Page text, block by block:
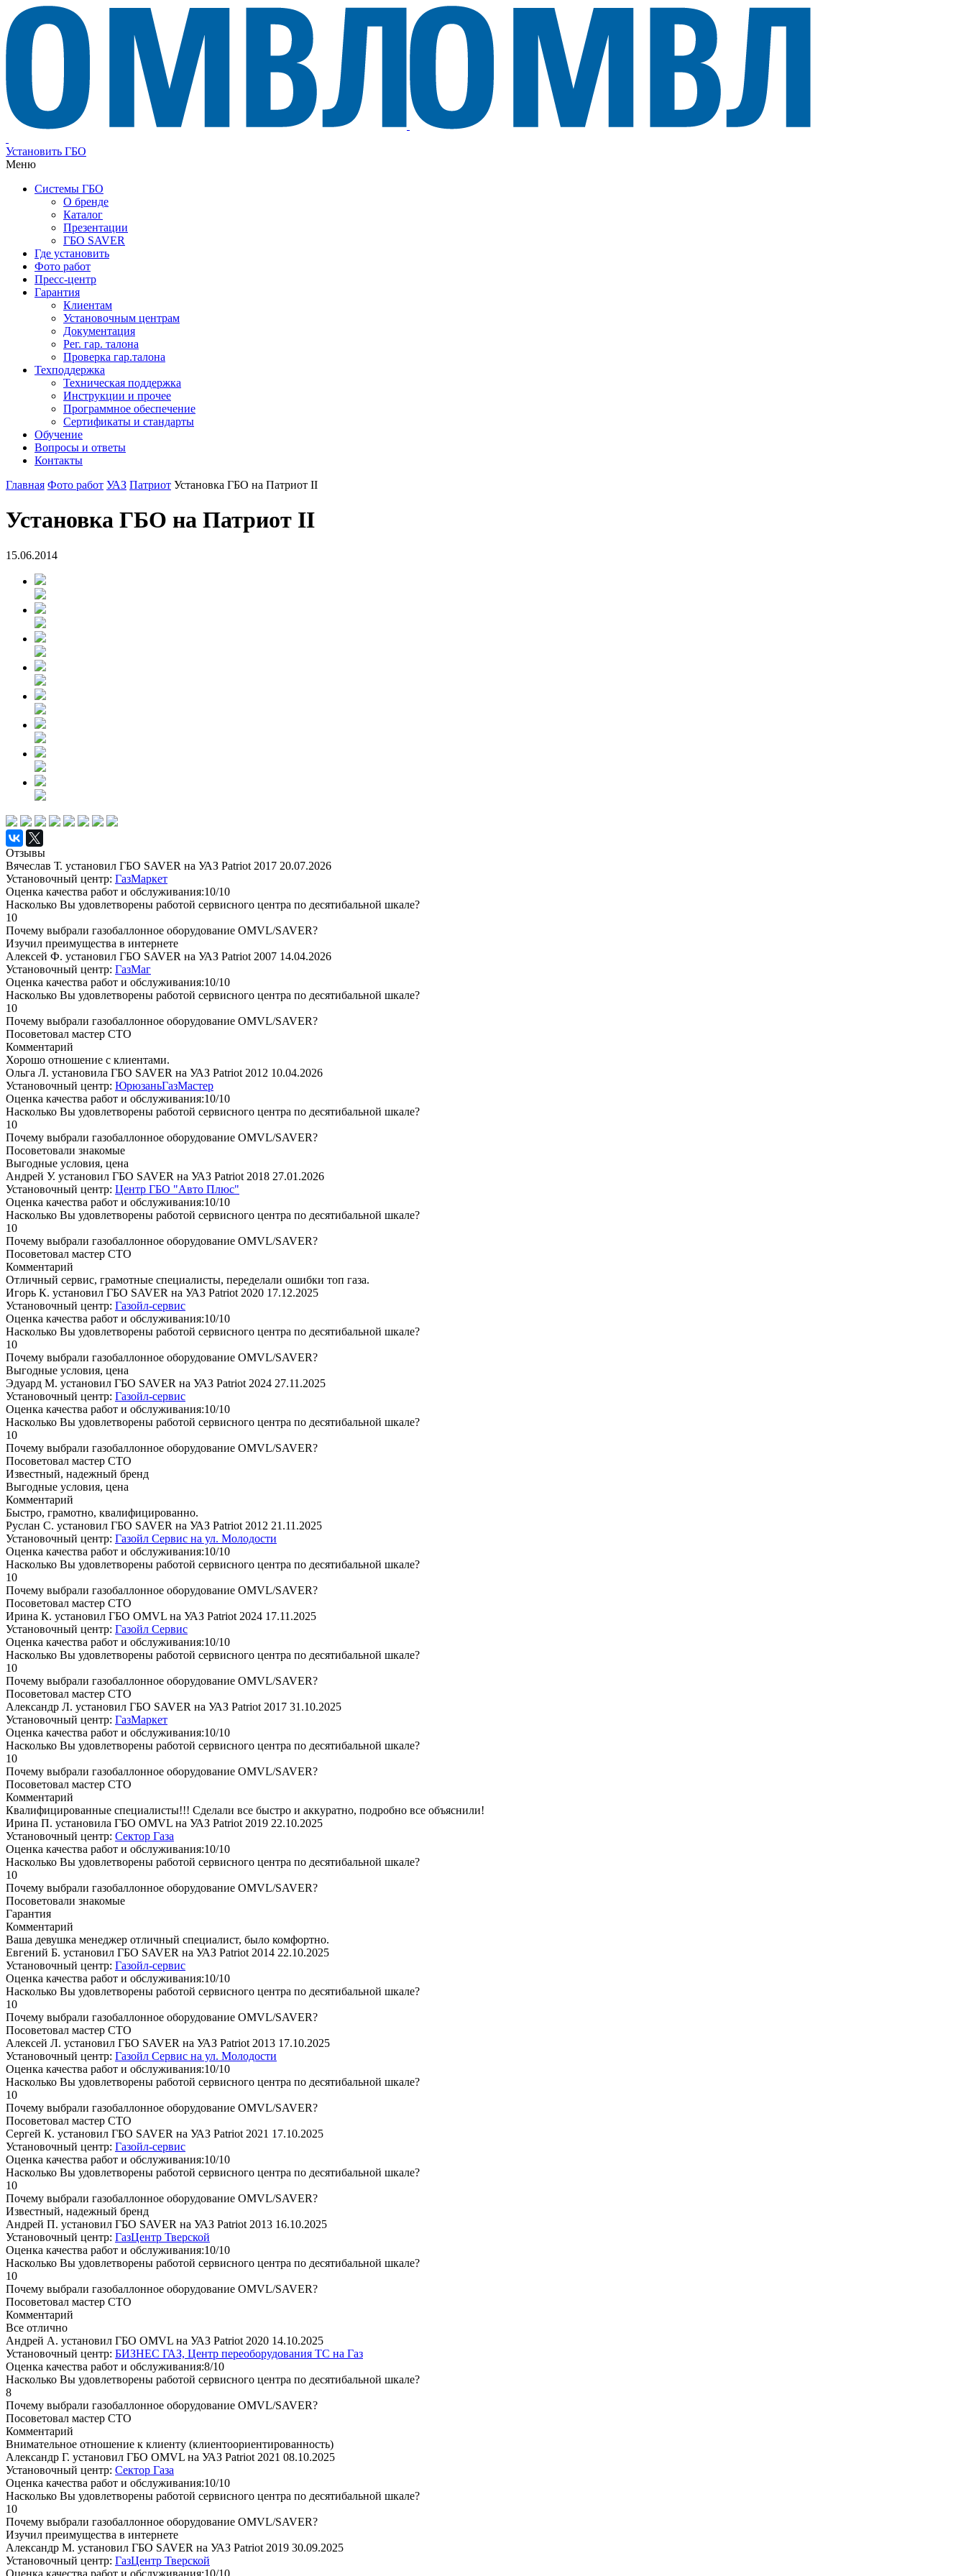
Установить ГБО
Меню
Системы ГБО
О бренде
Каталог
Презентации
ГБО SAVER
Где установить
Фото работ
Пресс-центр
Гарантия
Клиентам
Установочным центрам
Документация
Рег. гар. талона
Проверка гар.талона
Техподдержка
Техническая поддержка
Инструкции и прочее
Программное обеспечение
Сертификаты и стандарты
Обучение
Вопросы и ответы
Контакты
Главная Фото работ УАЗ Патриот Установка ГБО на Патриот II
Установка ГБО на Патриот II
15.06.2014
Отзывы
Вячеслав Т. установил ГБО SAVER на УАЗ Patriot 2017 20.07.2026
Установочный центр: ГазМаркет
Оценка качества работ и обслуживания:10/10
Насколько Вы удовлетворены работой сервисного центра по десятибальной шкале?
10
Почему выбрали газобаллонное оборудование OMVL/SAVER?
Изучил преимущества в интернете
Алексей Ф. установил ГБО SAVER на УАЗ Patriot 2007 14.04.2026
Установочный центр: ГазМаг
Оценка качества работ и обслуживания:10/10
Насколько Вы удовлетворены работой сервисного центра по десятибальной шкале?
10
Почему выбрали газобаллонное оборудование OMVL/SAVER?
Посоветовал мастер СТО
Комментарий
Хорошо отношение с клиентами.
Ольга Л. установила ГБО SAVER на УАЗ Patriot 2012 10.04.2026
Установочный центр: ЮрюзаньГазМастер
Оценка качества работ и обслуживания:10/10
Насколько Вы удовлетворены работой сервисного центра по десятибальной шкале?
10
Почему выбрали газобаллонное оборудование OMVL/SAVER?
Посоветовали знакомые
Выгодные условия, цена
Андрей У. установил ГБО SAVER на УАЗ Patriot 2018 27.01.2026
Установочный центр: Центр ГБО "Авто Плюс"
Оценка качества работ и обслуживания:10/10
Насколько Вы удовлетворены работой сервисного центра по десятибальной шкале?
10
Почему выбрали газобаллонное оборудование OMVL/SAVER?
Посоветовал мастер СТО
Комментарий
Отличный сервис, грамотные специалисты, переделали ошибки топ газа.
Игорь К. установил ГБО SAVER на УАЗ Patriot 2020 17.12.2025
Установочный центр: Газойл-сервис
Оценка качества работ и обслуживания:10/10
Насколько Вы удовлетворены работой сервисного центра по десятибальной шкале?
10
Почему выбрали газобаллонное оборудование OMVL/SAVER?
Выгодные условия, цена
Эдуард М. установил ГБО SAVER на УАЗ Patriot 2024 27.11.2025
Установочный центр: Газойл-сервис
Оценка качества работ и обслуживания:10/10
Насколько Вы удовлетворены работой сервисного центра по десятибальной шкале?
10
Почему выбрали газобаллонное оборудование OMVL/SAVER?
Посоветовал мастер СТО
Известный, надежный бренд
Выгодные условия, цена
Комментарий
Быстро, грамотно, квалифицированно.
Руслан С. установил ГБО SAVER на УАЗ Patriot 2012 21.11.2025
Установочный центр: Газойл Сервис на ул. Молодости
Оценка качества работ и обслуживания:10/10
Насколько Вы удовлетворены работой сервисного центра по десятибальной шкале?
10
Почему выбрали газобаллонное оборудование OMVL/SAVER?
Посоветовал мастер СТО
Ирина К. установил ГБО OMVL на УАЗ Patriot 2024 17.11.2025
Установочный центр: Газойл Сервис
Оценка качества работ и обслуживания:10/10
Насколько Вы удовлетворены работой сервисного центра по десятибальной шкале?
10
Почему выбрали газобаллонное оборудование OMVL/SAVER?
Посоветовал мастер СТО
Александр Л. установил ГБО SAVER на УАЗ Patriot 2017 31.10.2025
Установочный центр: ГазМаркет
Оценка качества работ и обслуживания:10/10
Насколько Вы удовлетворены работой сервисного центра по десятибальной шкале?
10
Почему выбрали газобаллонное оборудование OMVL/SAVER?
Посоветовал мастер СТО
Комментарий
Квалифицированные специалисты!!! Сделали все быстро и аккуратно, подробно все объяснили!
Ирина П. установила ГБО OMVL на УАЗ Patriot 2019 22.10.2025
Установочный центр: Сектор Газа
Оценка качества работ и обслуживания:10/10
Насколько Вы удовлетворены работой сервисного центра по десятибальной шкале?
10
Почему выбрали газобаллонное оборудование OMVL/SAVER?
Посоветовали знакомые
Гарантия
Комментарий
Ваша девушка менеджер отличный специалист, было комфортно.
Евгений Б. установил ГБО SAVER на УАЗ Patriot 2014 22.10.2025
Установочный центр: Газойл-сервис
Оценка качества работ и обслуживания:10/10
Насколько Вы удовлетворены работой сервисного центра по десятибальной шкале?
10
Почему выбрали газобаллонное оборудование OMVL/SAVER?
Посоветовал мастер СТО
Алексей Л. установил ГБО SAVER на УАЗ Patriot 2013 17.10.2025
Установочный центр: Газойл Сервис на ул. Молодости
Оценка качества работ и обслуживания:10/10
Насколько Вы удовлетворены работой сервисного центра по десятибальной шкале?
10
Почему выбрали газобаллонное оборудование OMVL/SAVER?
Посоветовал мастер СТО
Сергей К. установил ГБО SAVER на УАЗ Patriot 2021 17.10.2025
Установочный центр: Газойл-сервис
Оценка качества работ и обслуживания:10/10
Насколько Вы удовлетворены работой сервисного центра по десятибальной шкале?
10
Почему выбрали газобаллонное оборудование OMVL/SAVER?
Известный, надежный бренд
Андрей П. установил ГБО SAVER на УАЗ Patriot 2013 16.10.2025
Установочный центр: ГазЦентр Тверской
Оценка качества работ и обслуживания:10/10
Насколько Вы удовлетворены работой сервисного центра по десятибальной шкале?
10
Почему выбрали газобаллонное оборудование OMVL/SAVER?
Посоветовал мастер СТО
Комментарий
Все отлично
Андрей А. установил ГБО OMVL на УАЗ Patriot 2020 14.10.2025
Установочный центр: БИЗНЕС ГАЗ, Центр переоборудования ТС на Газ
Оценка качества работ и обслуживания:8/10
Насколько Вы удовлетворены работой сервисного центра по десятибальной шкале?
8
Почему выбрали газобаллонное оборудование OMVL/SAVER?
Посоветовал мастер СТО
Комментарий
Внимательное отношение к клиенту (клиентоориентированность)
Александр Г. установил ГБО OMVL на УАЗ Patriot 2021 08.10.2025
Установочный центр: Сектор Газа
Оценка качества работ и обслуживания:10/10
Насколько Вы удовлетворены работой сервисного центра по десятибальной шкале?
10
Почему выбрали газобаллонное оборудование OMVL/SAVER?
Изучил преимущества в интернете
Александр М. установил ГБО SAVER на УАЗ Patriot 2019 30.09.2025
Установочный центр: ГазЦентр Тверской
Оценка качества работ и обслуживания:10/10